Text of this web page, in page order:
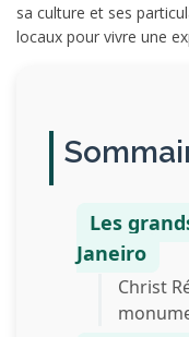
sa culture et ses
locaux pour vivre une
Les
Janeiro
Christ